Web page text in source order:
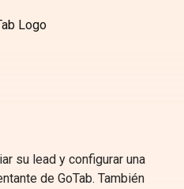
su lead y configurar una
de GoTab. También